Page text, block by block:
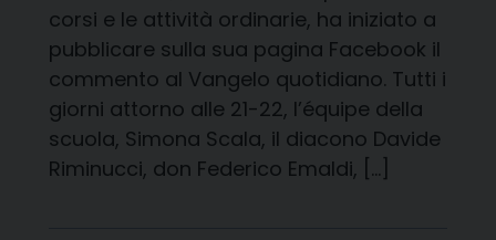
corsi e le attività ordinarie, ha iniziato a
pubblicare sulla sua pagina Facebook il
commento al Vangelo quotidiano. Tutti i
giorni attorno alle 21-22, l’équipe della
scuola, Simona Scala, il diacono Davide
Riminucci, don Federico Emaldi, […]